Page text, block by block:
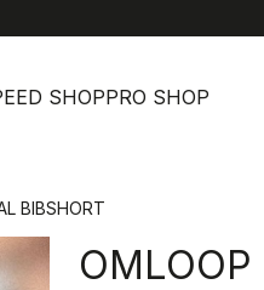
SHOPPRO SHOP
BIBSHORT